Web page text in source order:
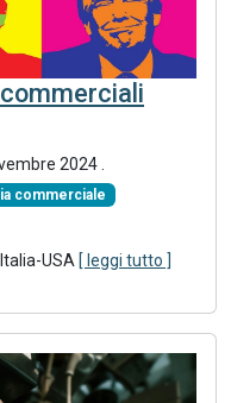
2024
commerciale
USA [ leggi tutto ]